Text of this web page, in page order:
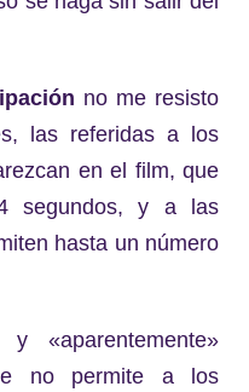
no me resisto
las referidas a los
en el film, que
segundos, y a las
hasta un número
«aparentemente»
no permite a los